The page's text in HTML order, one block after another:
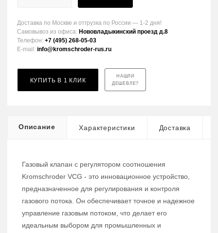
Доставка по Москве и отгрузка по России — 1-2 дня!
Самовывоз из офиса: Нововладыкинский проезд д.8
Телефон: +7 (495) 268-05-03
E-mail: info@kromschroder-rus.ru
КУПИТЬ В 1 КЛИК
НАШЛИ
ДЕШЕВЛЕ?
Описание Характеристики Доставка
Газовый клапан с регулятором соотношения
Kromschroder VCG - это инновационное устройство,
предназначенное для регулирования и контроля
газового потока. Он обеспечивает точное и надежное
управление газовым потоком, что делает его
идеальным выбором для промышленных и